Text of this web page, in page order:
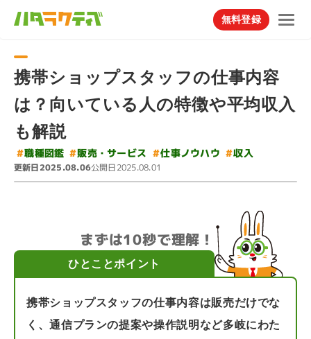
無料登録
携帯ショップスタッフの仕事内容
は？向いている人の特徴や平均収入
も解説
#職種図鑑 #販売・サービス #仕事ノウハウ #収入
更新日2025.08.06公開日2025.08.01
まずは10秒で理解！
ひとことポイント
携帯ショップスタッフの仕事内容は販売だけでな
く、通信プランの提案や操作説明など多岐にわた